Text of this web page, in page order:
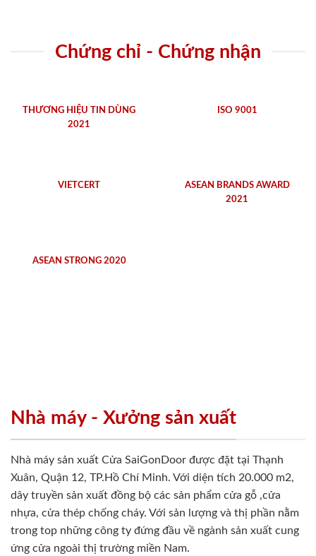
Chứng chỉ - Chứng nhận
THƯƠNG HIỆU TIN DÙNG
2021
ISO 9001
VIETCERT
ASEAN BRANDS AWARD
2021
ASEAN STRONG 2020
Nhà máy - Xưởng sản xuất
Nhà máy sản xuất Cửa SaiGonDoor được đặt tại Thạnh
Xuân, Quận 12, TP.Hồ Chí Minh. Với diện tích 20.000 m2,
dây truyền sản xuất đồng bộ các sản phẩm cửa gỗ ,cửa
nhựa, cửa thép chống cháy. Với sản lượng và thị phần nằm
trong top những công ty đứng đầu về ngành sản xuất cung
ứng cửa ngoài thị trường miền Nam.